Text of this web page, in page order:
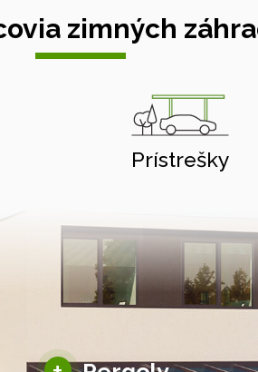
zimných
Prístrešky
Hliníkové pergoly